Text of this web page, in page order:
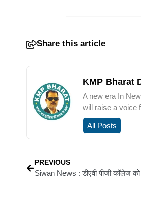
Share this article
KMP Bharat
A new era In
will raise a voice
All Posts
PREVIOUS